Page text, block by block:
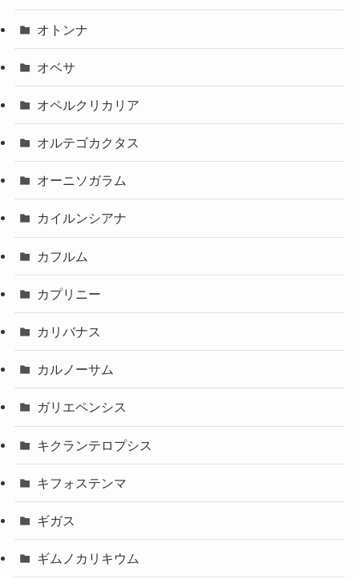
オトンナ
オベサ
オペルクリカリア
オルテゴカクタス
オーニソガラム
カイルンシアナ
カフルム
カプリニー
カリバナス
カルノーサム
ガリエペンシス
キクランテロプシス
キフォステンマ
ギガス
ギムノカリキウム